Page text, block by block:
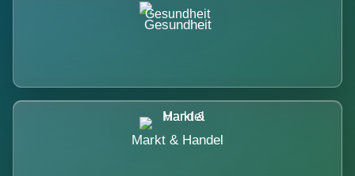
Gesundheit
Markt & Handel